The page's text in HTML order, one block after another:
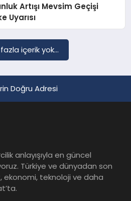
Artışı Mevsim Geçişi
Uyarısı
içerik yok...
Doğru Adresi
anlayışıyla en güncel
Türkiye ve dünyadan son
ekonomi, teknoloji ve daha